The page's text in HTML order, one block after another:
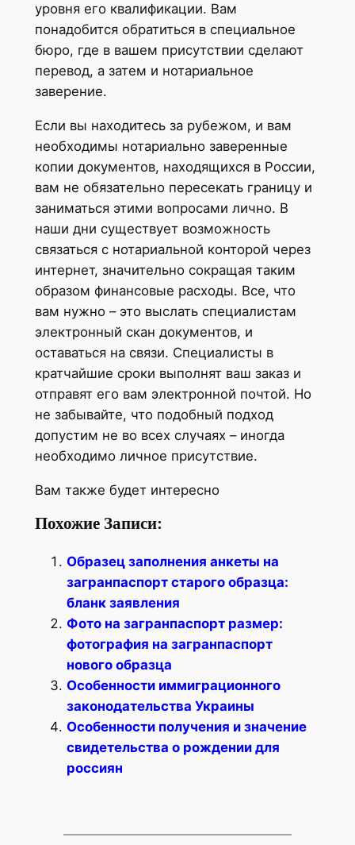
уровня его квалификации. Вам
понадобится обратиться в специальное
бюро, где в вашем присутствии сделают
перевод, а затем и нотариальное
заверение.
Если вы находитесь за рубежом, и вам
необходимы нотариально заверенные
копии документов, находящихся в России,
вам не обязательно пересекать границу и
заниматься этими вопросами лично. В
наши дни существует возможность
связаться с нотариальной конторой через
интернет, значительно сокращая таким
образом финансовые расходы. Все, что
вам нужно – это выслать специалистам
электронный скан документов, и
оставаться на связи. Специалисты в
кратчайшие сроки выполнят ваш заказ и
отправят его вам электронной почтой. Но
не забывайте, что подобный подход
допустим не во всех случаях – иногда
необходимо личное присутствие.
Вам также будет интересно
Похожие Записи:
Образец заполнения анкеты на
загранпаспорт старого образца:
бланк заявления
Фото на загранпаспорт размер:
фотография на загранпаспорт
нового образца
Особенности иммиграционного
законодательства Украины
Особенности получения и значение
свидетельства о рождении для
россиян